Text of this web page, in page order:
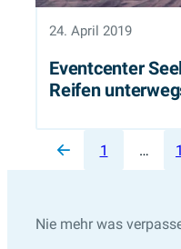
24. April 2019
Eventcenter
Reifen
Vorherige Seite
1 …
Nie mehr was